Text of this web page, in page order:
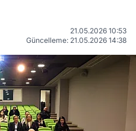
21.05.2026 10:53
Güncelleme: 21.05.2026 14:38